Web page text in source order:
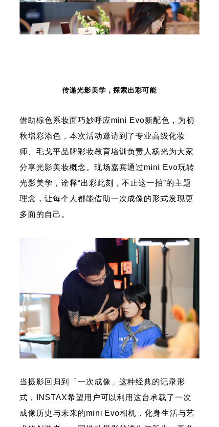
传递光影美学，探索出彩可能
借助棕色系妆面巧妙呼应mini Evo新配色，为初
秋增彩添色，本次活动邀请到了专业高级化妆
师、毛戈平品牌彩妆教育培训负责人杨光为大家
分享光影美妆概念。现场嘉宾通过mini Evo玩转
光影美学，诠释“出彩此刻，不止这一拍”的主题
理念，让每个人都能借助一次成像的形式发现更
多面的自己。
当摄影回归到「一次成像」这种经典的记录形
式，INSTAX希望用户可以利用这台承载了一次
成像历史与未来的mini Evo相机，化身生活与艺